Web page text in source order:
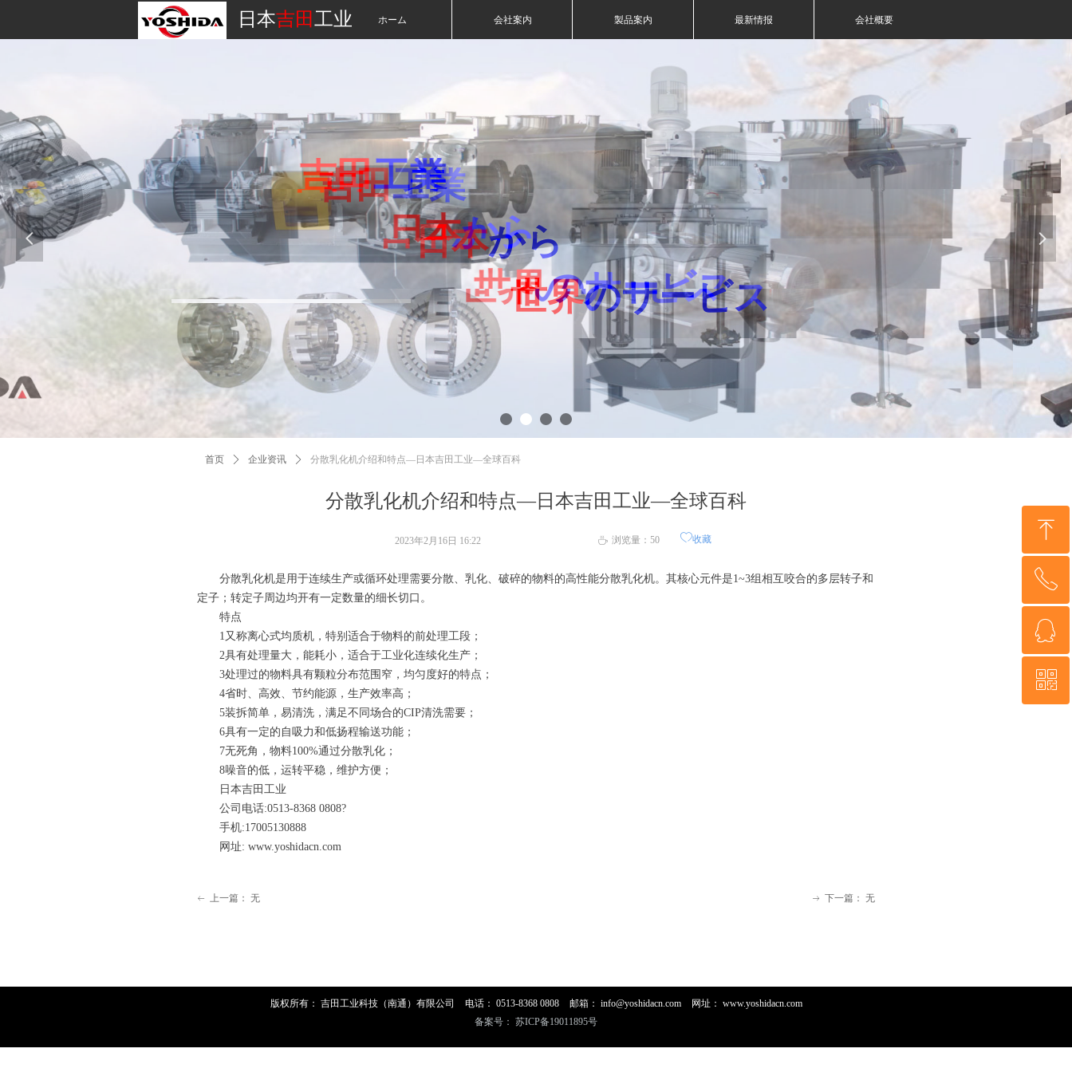
吉田工業
日本から
世界のサービス
吉田工業
日本から
世界のサービス
吉田工業
日本から
世界のサービス
吉田工業
日本から
世界のサービス
吉田工業
日本から
世界のサービス
吉田工業
日本から
世界のサービス
吉田工業
日本から
世界のサービス
吉田工業
日本から
世界のサービス
吉田工業
日本から
世界のサービス
넳 넲
ホーム 会社案内 製品案内 最新情报 会社概要
日本吉田工业
分散乳化机介绍和特点—日本吉田工业—全球百科
首页 ꄲ 企业资讯 ꄲ 分散乳化机介绍和特点—日本吉田工业—全球百科
分散乳化机是用于连续生产或循环处理需要分散、乳化、破碎的物料的高性能分散乳化机。其核心元件是1~3组相互咬合的多层转子和
定子；转定子周边均开有一定数量的细长切口。
特点
1又称离心式均质机，特别适合于物料的前处理工段；
2具有处理量大，能耗小，适合于工业化连续化生产；
3处理过的物料具有颗粒分布范围窄，均匀度好的特点；
4省时、高效、节约能源，生产效率高；
5装拆简单，易清洗，满足不同场合的CIP清洗需要；
6具有一定的自吸力和低扬程输送功能；
7无死角，物料100%通过分散乳化；
8噪音的低，运转平稳，维护方便；
日本吉田工业
公司电话:0513-8368 0808?
手机:17005130888
网址: www.yoshidacn.com
2023年2月16日 16:22 ꄘ 浏览量： 50 ꄀ收藏
ꂃ 上一篇： 无 ꁹ 下一篇： 无
版权所有： 吉田工业科技（南通）有限公司 电话： 0513-8368 0808 邮箱： info@yoshidacn.com 网址： www.yoshidacn.com
备案号： 苏ICP备19011895号
ꁸ
回到顶部
ꂅ
ꁗ
QQ客服
ꀥ